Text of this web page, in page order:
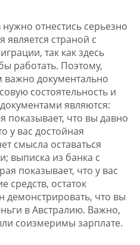
отнестись серьезно
является страной с
так как здесь
работать. Поэтому,
важно документально
состоятельность и
являются:
показывает, что вы давно
у вас достойная
смысла оставаться
выписка из банка с
показывает, что у вас
средств, остаток
демонстрировать, что вы
в Австралию. Важно,
соизмеримы зарплате.